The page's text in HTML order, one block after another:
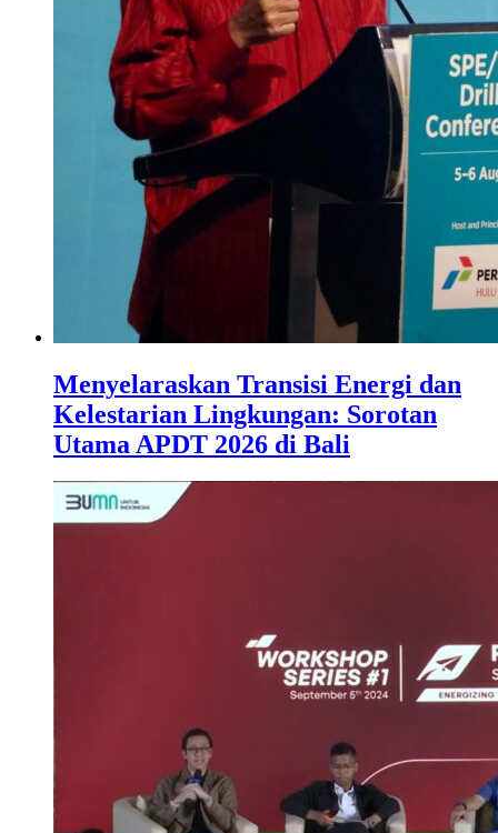
Menyelaraskan Transisi Energi dan
Kelestarian Lingkungan: Sorotan
Utama APDT 2026 di Bali